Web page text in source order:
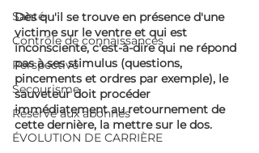
Santé
Contrôle de connaissances
Perspective
Secourisme
Réservé aux abonnés
ÉVOLUTION DE CARRIÈRE
Dès qu'il se trouve en présence d'une
victime sur le ventre et qui est
inconsciente, c'est-à-dire qui ne répond
pas à ses stimulus (questions,
pincements et ordres par exemple), le
sauveteur doit procéder
immédiatement au retournement de
cette dernière, la mettre sur le dos.